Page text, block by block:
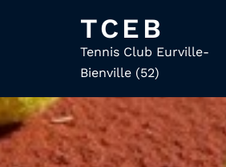
TCEB
Tennis Club Eurville-
Bienville (52)